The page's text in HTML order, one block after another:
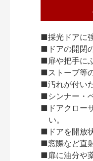
■採光ドアに
■ドアの開閉
■扉や把手に
■ストーブ等
■汚れが付い
■シンナー・
■ドアクロー
い。
■ドアを開放
■窓際など直
■扉に油分や